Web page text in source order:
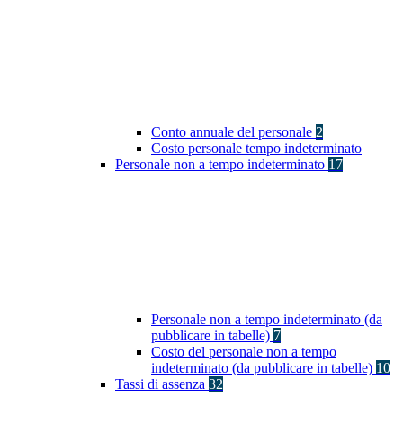
Conto annuale del personale 2
Costo personale tempo indeterminato
Personale non a tempo indeterminato 17
Personale non a tempo indeterminato (da
pubblicare in tabelle) 7
Costo del personale non a tempo
indeterminato (da pubblicare in tabelle) 10
Tassi di assenza 32